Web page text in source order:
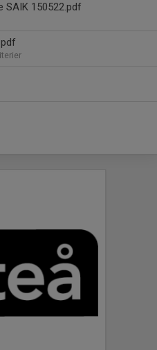
SAIK 150522.pdf